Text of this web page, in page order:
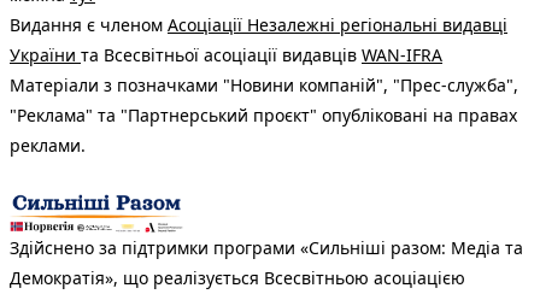
Видання є членом Асоціації Незалежні регіональні видавці
України та Всесвітньої асоціації видавців WAN-IFRA
Матеріали з позначками "Новини компаній", "Прес-служба",
"Реклама" та "Партнерський проєкт" опубліковані на правах
реклами.
Здійснено за підтримки програми «Сильніші разом: Медіа та
Демократія», що реалізується Всесвітньою асоціацією